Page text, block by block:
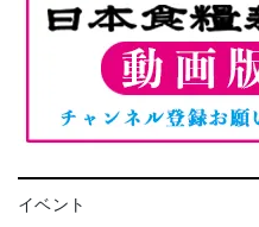
イベント